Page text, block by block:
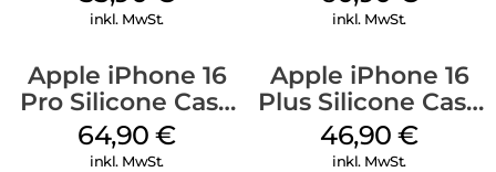
inkl. MwSt. inkl. MwSt.
Apple iPhone 16
Pro Silicone Case
MagSafe Denim
64,90€
inkl. MwSt.
Apple iPhone 16
Plus Silicone Case
MagSafe Stone
Gray
46,90€
inkl. MwSt.